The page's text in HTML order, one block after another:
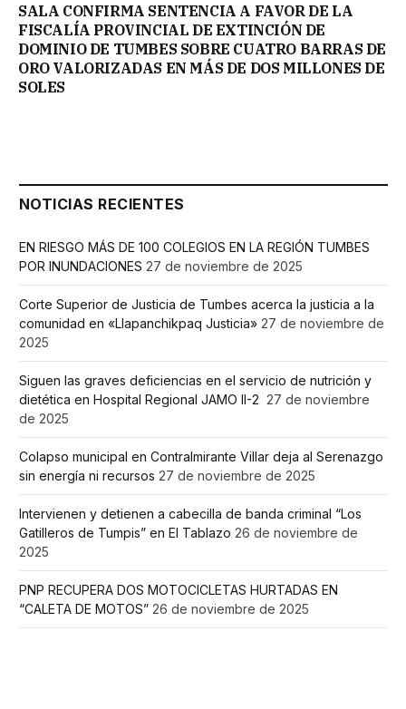
SALA CONFIRMA SENTENCIA A FAVOR DE LA
FISCALÍA PROVINCIAL DE EXTINCIÓN DE
DOMINIO DE TUMBES SOBRE CUATRO BARRAS DE
ORO VALORIZADAS EN MÁS DE DOS MILLONES DE
SOLES
NOTICIAS RECIENTES
EN RIESGO MÁS DE 100 COLEGIOS EN LA REGIÓN TUMBES
POR INUNDACIONES 27 de noviembre de 2025
Corte Superior de Justicia de Tumbes acerca la justicia a la
comunidad en «Llapanchikpaq Justicia» 27 de noviembre de
2025
Siguen las graves deficiencias en el servicio de nutrición y
dietética en Hospital Regional JAMO II-2 27 de noviembre
de 2025
Colapso municipal en Contralmirante Villar deja al Serenazgo
sin energía ni recursos 27 de noviembre de 2025
Intervienen y detienen a cabecilla de banda criminal “Los
Gatilleros de Tumpis” en El Tablazo 26 de noviembre de
2025
PNP RECUPERA DOS MOTOCICLETAS HURTADAS EN
“CALETA DE MOTOS” 26 de noviembre de 2025